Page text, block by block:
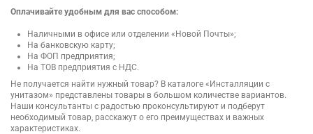
Оплачивайте удобным для вас способом:
Наличными в офисе или отделении «Новой Почты»;
На банковскую карту;
На ФОП предприятия;
На ТОВ предприятия с НДС.
Не получается найти нужный товар? В каталоге «Инсталляции с
унитазом» представлены товары в большом количестве вариантов.
Наши консультанты с радостью проконсультируют и подберут
необходимый товар, расскажут о его преимуществах и важных
характеристиках.